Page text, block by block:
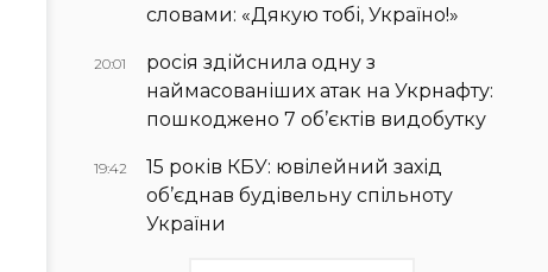
словами: «Дякую тобі, Україно!»
20:01
росія здійснила одну з
наймасованіших атак на Укрнафту:
пошкоджено 7 об’єктів видобутку
19:42
15 років КБУ: ювілейний захід
об’єднав будівельну спільноту
України